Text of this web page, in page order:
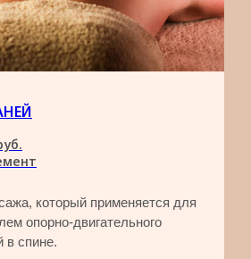
который применяется для
опорно-двигательного
в спине.